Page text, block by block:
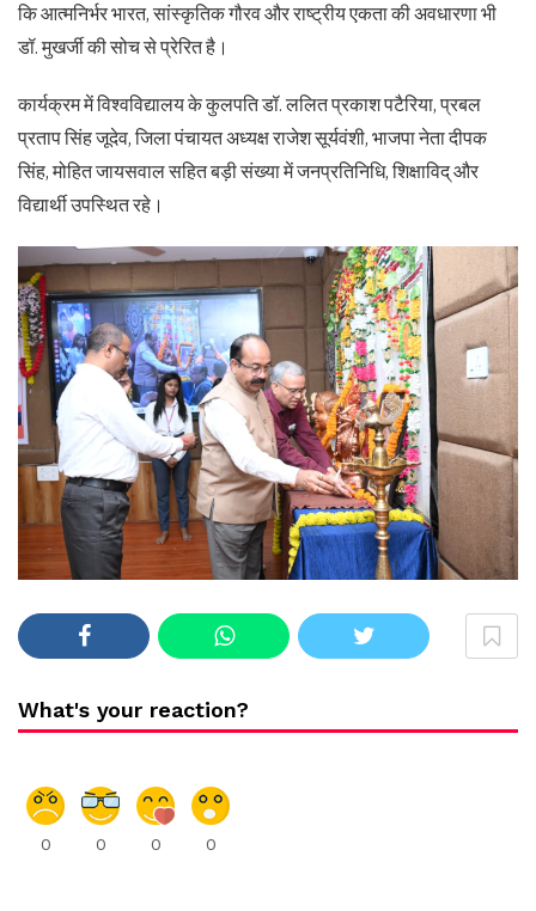
कि आत्मनिर्भर भारत, सांस्कृतिक गौरव और राष्ट्रीय एकता की अवधारणा भी
डॉ. मुखर्जी की सोच से प्रेरित है।
कार्यक्रम में विश्वविद्यालय के कुलपति डॉ. ललित प्रकाश पटैरिया, प्रबल
प्रताप सिंह जूदेव, जिला पंचायत अध्यक्ष राजेश सूर्यवंशी, भाजपा नेता दीपक
सिंह, मोहित जायसवाल सहित बड़ी संख्या में जनप्रतिनिधि, शिक्षाविद् और
विद्यार्थी उपस्थित रहे।
What's your reaction?
0 0 0 0